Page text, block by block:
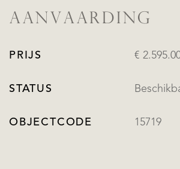
AANVAARDING
PRIJS €
STATUS
OBJECTCODE 15719